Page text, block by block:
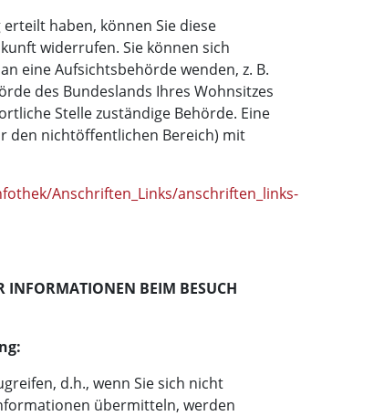
haben, können Sie diese
widerrufen. Sie können sich
eine Aufsichtsbehörde wenden, z. B.
des Bundeslands Ihres Wohnsitzes
Stelle zuständige Behörde. Eine
den nichtöffentlichen Bereich) mit
Anschriften_Links/anschriften_links-
INFORMATIONEN BEIM BESUCH
d.h., wenn Sie sich nicht
übermitteln, werden